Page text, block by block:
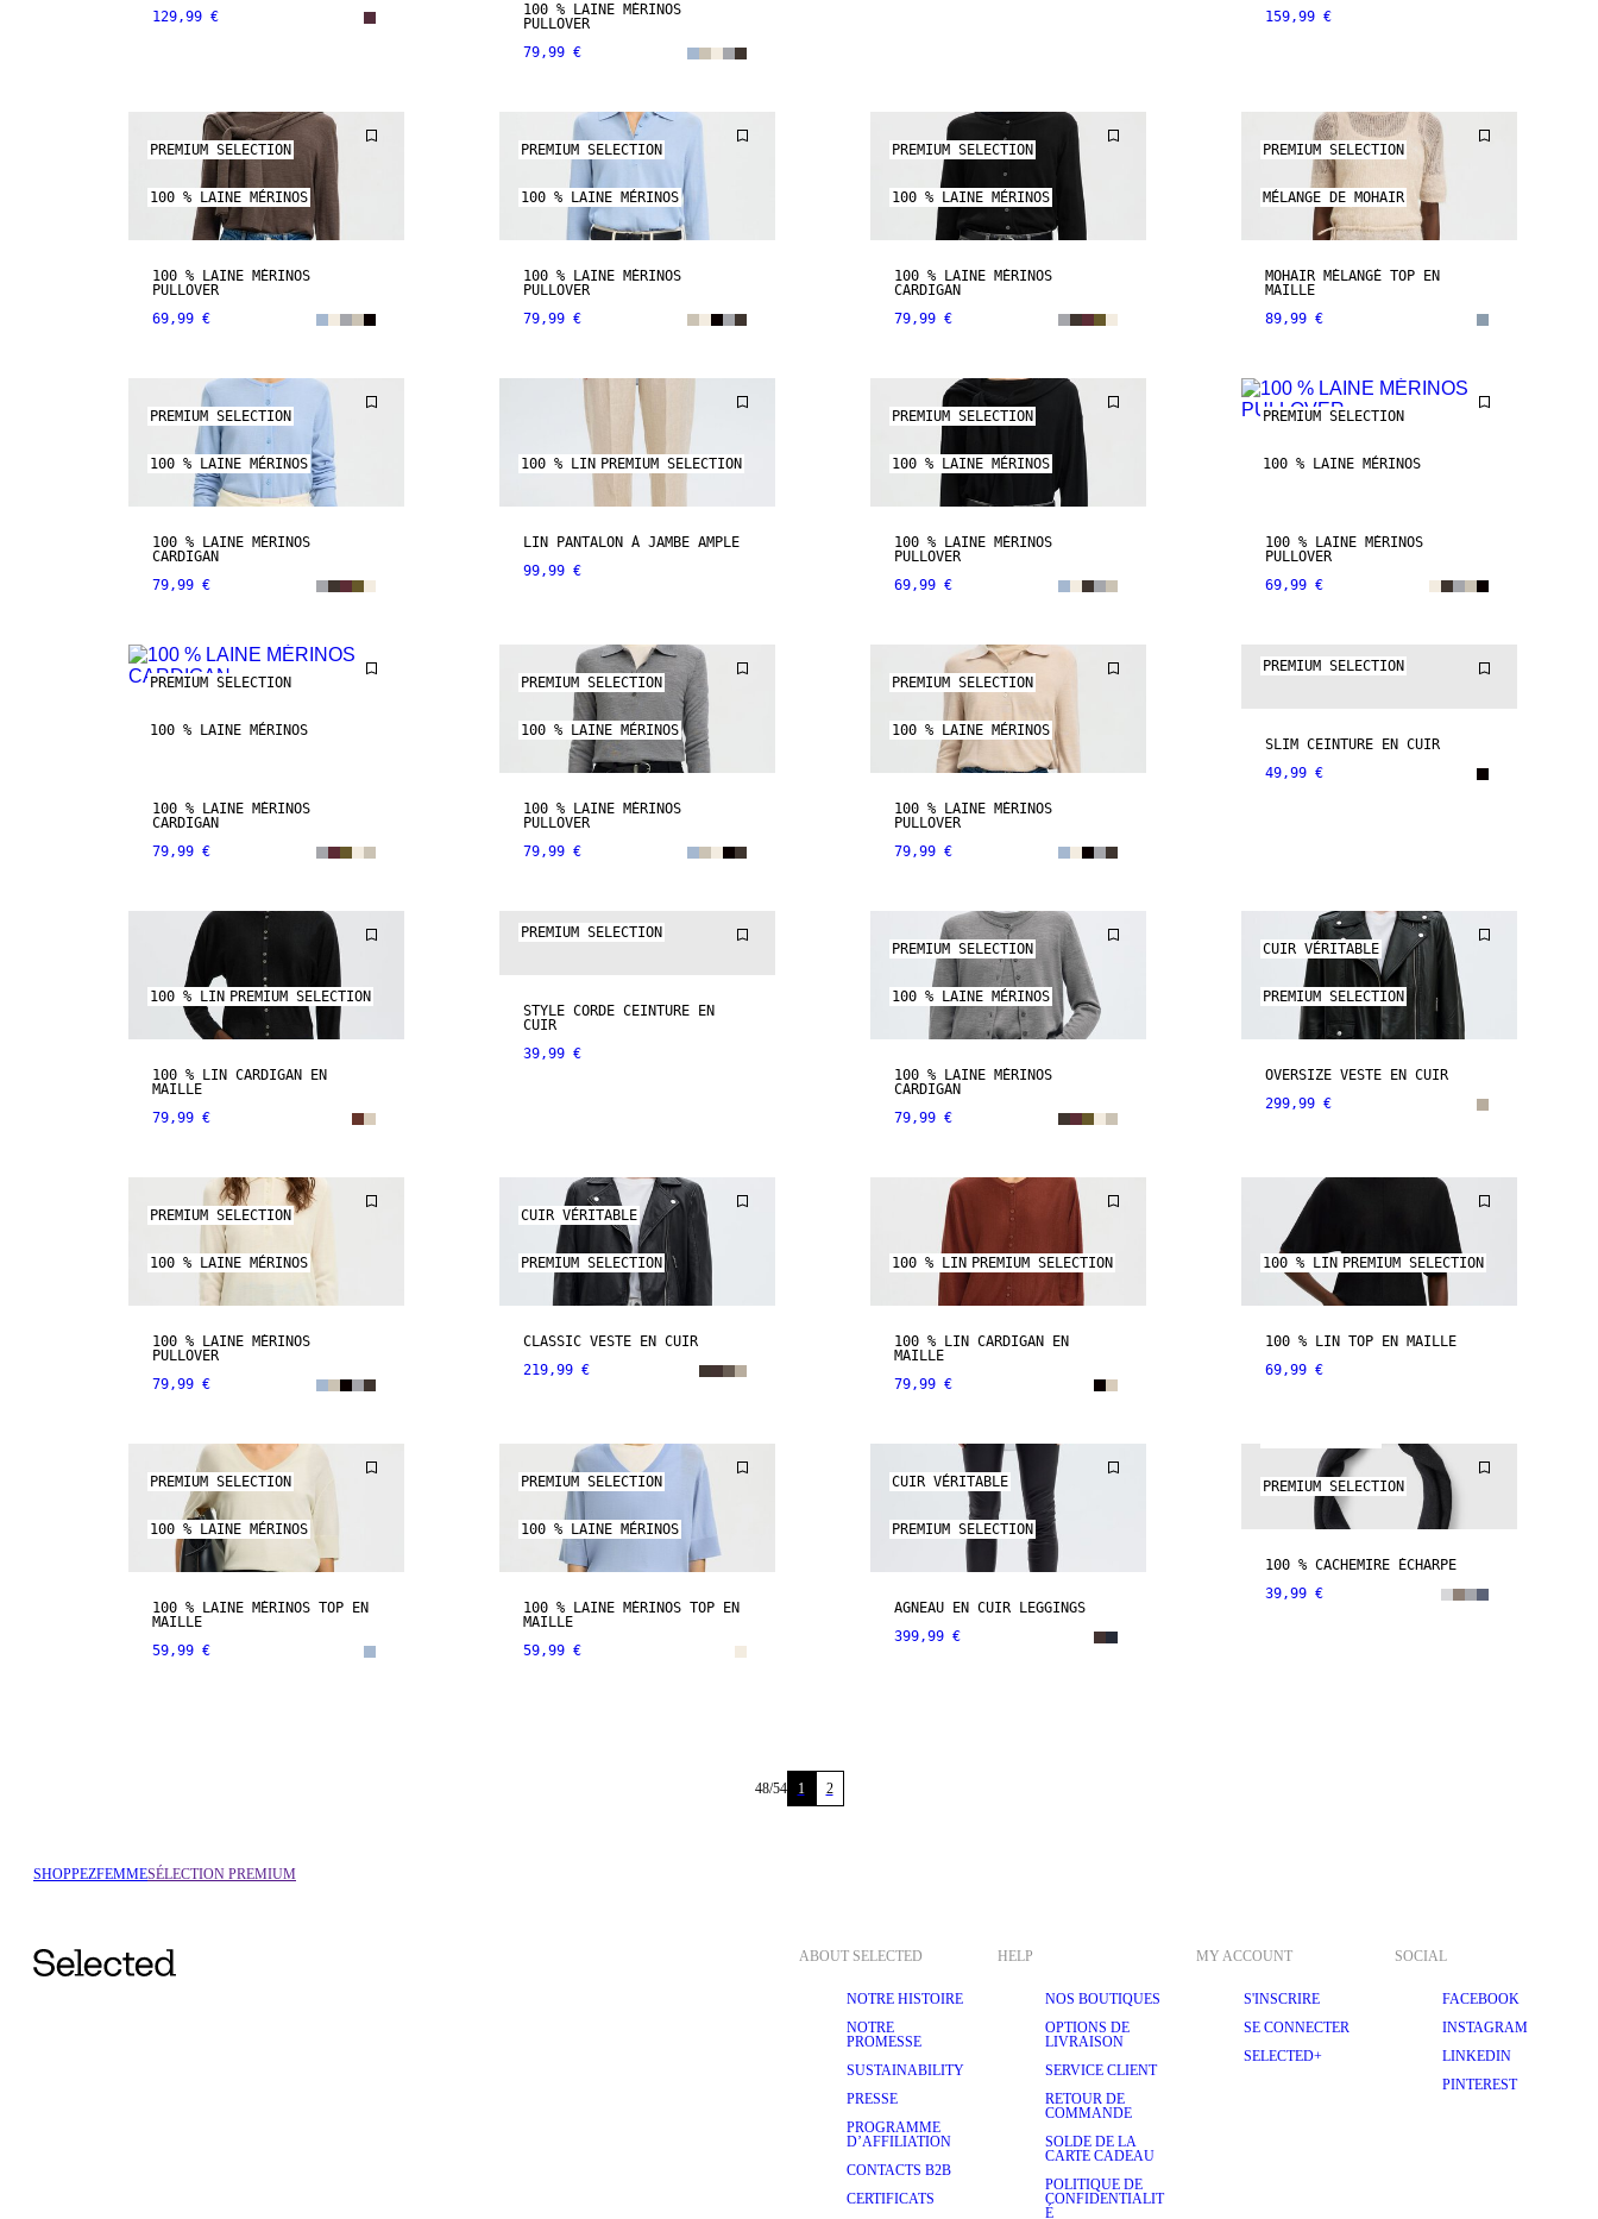
129,99 €
100 % LAINE MÉRINOS
PULLOVER
79,99 €
159,99 €
PREMIUM SELECTION
100 % LAINE MÉRINOS
100 % LAINE MÉRINOS
PULLOVER
69,99 €
PREMIUM SELECTION
100 % LAINE MÉRINOS
100 % LAINE MÉRINOS
PULLOVER
79,99 €
PREMIUM SELECTION
100 % LAINE MÉRINOS
100 % LAINE MÉRINOS
CARDIGAN
79,99 €
PREMIUM SELECTION
MÉLANGE DE MOHAIR
MOHAIR MÉLANGÉ TOP EN
MAILLE
89,99 €
PREMIUM SELECTION
100 % LAINE MÉRINOS
100 % LAINE MÉRINOS
CARDIGAN
79,99 €
100 % LIN PREMIUM SELECTION
LIN PANTALON À JAMBE AMPLE
99,99 €
PREMIUM SELECTION
100 % LAINE MÉRINOS
100 % LAINE MÉRINOS
PULLOVER
69,99 €
PREMIUM SELECTION
100 % LAINE MÉRINOS
100 % LAINE MÉRINOS
PULLOVER
69,99 €
PREMIUM SELECTION
100 % LAINE MÉRINOS
100 % LAINE MÉRINOS
CARDIGAN
79,99 €
PREMIUM SELECTION
100 % LAINE MÉRINOS
100 % LAINE MÉRINOS
PULLOVER
79,99 €
PREMIUM SELECTION
100 % LAINE MÉRINOS
100 % LAINE MÉRINOS
PULLOVER
79,99 €
PREMIUM SELECTION
SLIM CEINTURE EN CUIR
49,99 €
100 % LIN PREMIUM SELECTION
100 % LIN CARDIGAN EN
MAILLE
79,99 €
PREMIUM SELECTION
STYLE CORDE CEINTURE EN
CUIR
39,99 €
PREMIUM SELECTION
100 % LAINE MÉRINOS
100 % LAINE MÉRINOS
CARDIGAN
79,99 €
CUIR VÉRITABLE
PREMIUM SELECTION
OVERSIZE VESTE EN CUIR
299,99 €
PREMIUM SELECTION
100 % LAINE MÉRINOS
100 % LAINE MÉRINOS
PULLOVER
79,99 €
CUIR VÉRITABLE
PREMIUM SELECTION
CLASSIC VESTE EN CUIR
219,99 €
100 % LIN PREMIUM SELECTION
100 % LIN CARDIGAN EN
MAILLE
79,99 €
100 % LIN PREMIUM SELECTION
100 % LIN TOP EN MAILLE
69,99 €
PREMIUM SELECTION
100 % LAINE MÉRINOS
100 % LAINE MÉRINOS TOP EN
MAILLE
59,99 €
PREMIUM SELECTION
100 % LAINE MÉRINOS
100 % LAINE MÉRINOS TOP EN
MAILLE
59,99 €
CUIR VÉRITABLE
PREMIUM SELECTION
AGNEAU EN CUIR LEGGINGS
399,99 €
PREMIUM SELECTION
100 % CACHEMIRE ÉCHARPE
39,99 €
48/54 1 2
SHOPPEZFEMMESÉLECTION PREMIUM
ABOUT SELECTED
NOTRE HISTOIRE
NOTRE
PROMESSE
SUSTAINABILITY
PRESSE
PROGRAMME
D’AFFILIATION
CONTACTS B2B
CERTIFICATS
HELP
NOS BOUTIQUES
OPTIONS DE
LIVRAISON
SERVICE CLIENT
RETOUR DE
COMMANDE
SOLDE DE LA
CARTE CADEAU
POLITIQUE DE
CONFIDENTIALIT
É
MY ACCOUNT
S'INSCRIRE
SE CONNECTER
SELECTED+
SOCIAL
FACEBOOK
INSTAGRAM
LINKEDIN
PINTEREST